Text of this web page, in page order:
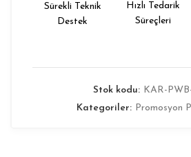
Sürekli Teknik
Destek
Hızlı Tedarik
Süreçleri
Stok kodu: KAR-
Kategoriler: Promosyon